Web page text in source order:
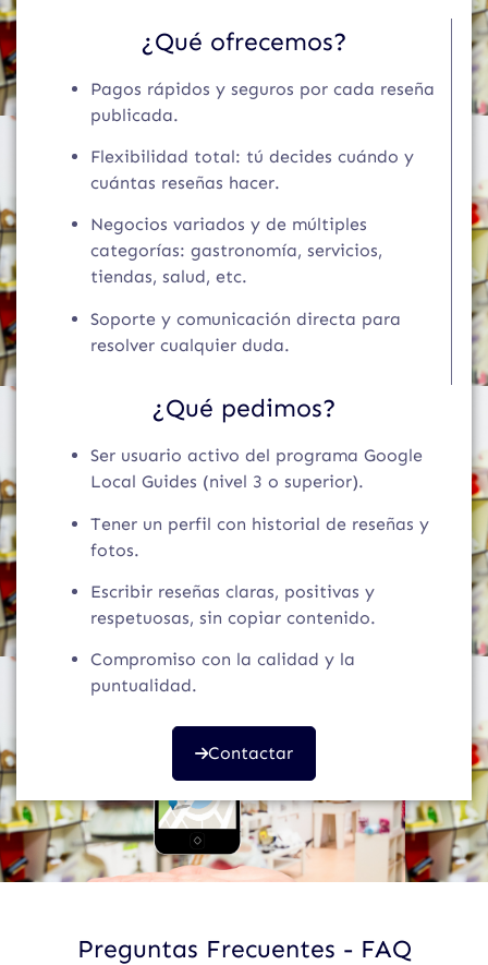
¿Qué ofrecemos?
Pagos rápidos y seguros por cada reseña
publicada.
Flexibilidad total: tú decides cuándo y
cuántas reseñas hacer.
Negocios variados y de múltiples
categorías: gastronomía, servicios,
tiendas, salud, etc.
Soporte y comunicación directa para
resolver cualquier duda.
¿Qué pedimos?
Ser usuario activo del programa Google
Local Guides (nivel 3 o superior).
Tener un perfil con historial de reseñas y
fotos.
Escribir reseñas claras, positivas y
respetuosas, sin copiar contenido.
Compromiso con la calidad y la
puntualidad.
Contactar
Preguntas Frecuentes - FAQ